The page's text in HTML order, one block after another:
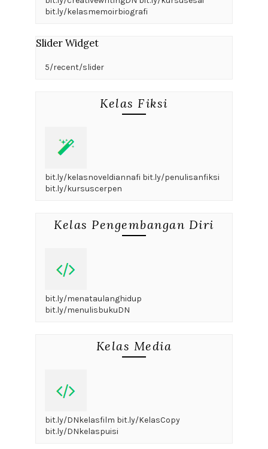
bit.ly/kelasmemoirbiografi
Slider Widget
5/recent/slider
Kelas Fiksi
bit.ly/kelasnoveldiannafi bit.ly/penulisanfiksi
bit.ly/kursuscerpen
Kelas Pengembangan Diri
bit.ly/menataulanghidup
bit.ly/menulisbukuDN
Kelas Media
bit.ly/DNkelasfilm bit.ly/KelasCopy
bit.ly/DNkelaspuisi